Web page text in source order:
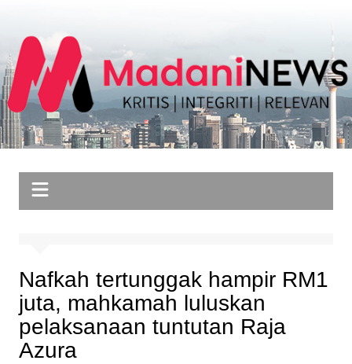
content
Nafkah tertunggak hampir RM1
juta, mahkamah luluskan
pelaksanaan tuntutan Raja
Azura